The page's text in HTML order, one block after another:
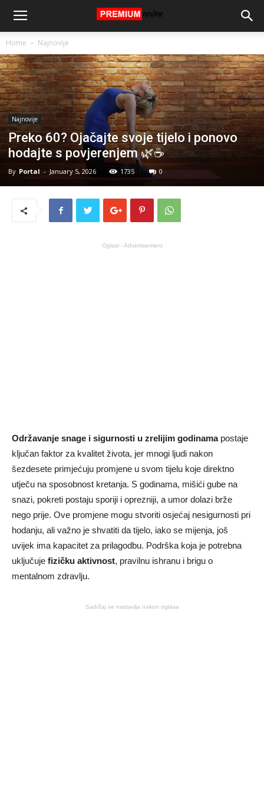
Home Najnovije
Najnovije
Preko 60? Ojačajte svoje tijelo i ponovo
hodajte s povjerenjem 🌿☕
By Portal - January 5, 2026 1735 0
Oglasi - Advertisement
Održavanje snage i sigurnosti u zrelijim godinamapostaje
ključan faktor za kvalitet života, jer mnogi ljudi nakon
šezdesete primjećuju promjene u svom tijelu koje direktno
utječu na sposobnost kretanja. S godinama, mišići gube na
snazi, pokreti postaju sporiji i oprezniji, a umor dolazi brže
nego prije. Ove promjene mogu stvoriti osjećaj nesigurnosti pri
hodanju, ali važno je shvatiti da tijelo, iako se mijenja, još
uvijek ima kapacitet za prilagodbu. Podrška koja je potrebna
uključuje fizičku aktivnost, pravilnu ishranu i brigu o
mentalnom zdravlju.
Sadržaj se nastavlja nakon oglasa